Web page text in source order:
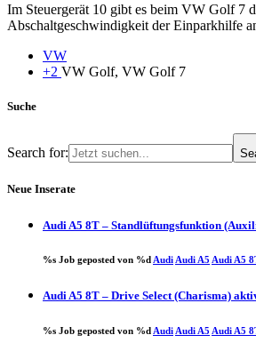
Im Steuergerät 10 gibt es beim VW Golf 7
Abschaltgeschwindigkeit der Einparkhilfe
VW
+2 VW Golf, VW Golf 7
Suche
Search for:
Neue Inserate
Audi A5 8T – Standlüftungsfunktion
%s Job geposted von %dAudiAudi A5 Audi A5
Audi A5 8T – Drive Select (Charisma)
%s Job geposted von %dAudiAudi A5 Audi A5